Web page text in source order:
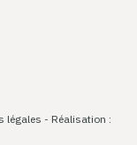
légales - Réalisation :